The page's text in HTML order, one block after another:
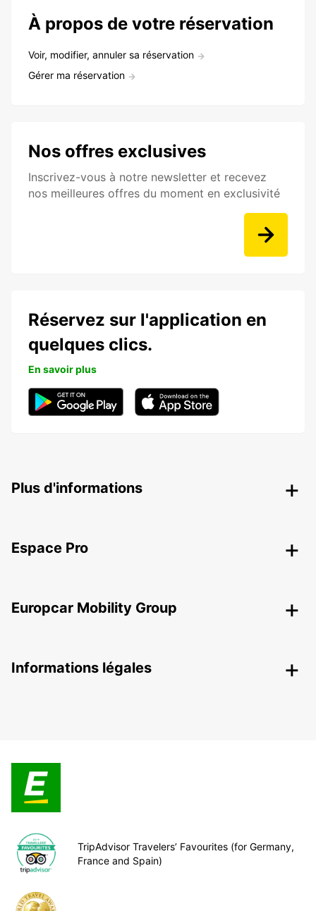
À propos de votre réservation
Voir, modifier, annuler sa réservation
Gérer ma réservation
Nos offres exclusives
Inscrivez-vous à notre newsletter et recevez
nos meilleures offres du moment en exclusivité
Réservez sur l'application en
quelques clics.
En savoir plus
Plus d'informations
Espace Pro
Europcar Mobility Group
Informations légales
TripAdvisor Travelers’ Favourites (for Germany,
France and Spain)